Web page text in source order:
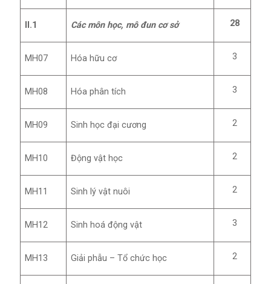
II.1 Các môn học, mô đun cơ sở 28
MH07 Hóa hữu cơ 3
MH08 Hóa phân tích 3
MH09 Sinh học đại cương 2
MH10 Động vật học 2
MH11 Sinh lý vật nuôi 2
MH12 Sinh hoá động vật 3
MH13 Giải phẫu – Tổ chức học 2